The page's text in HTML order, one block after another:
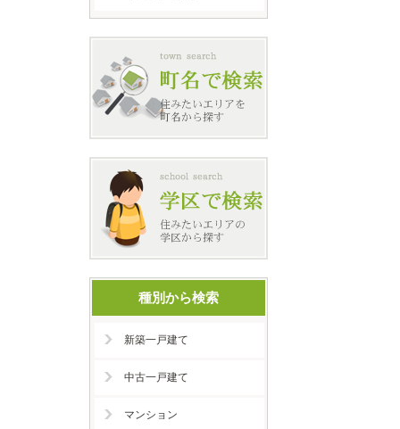
種別から検索
新築一戸建て
中古一戸建て
マンション